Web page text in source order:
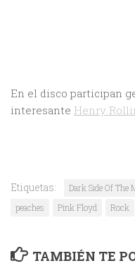
En el disco participan
interesante Henry
Etiquetas: Dark Side Of The
peaches
Pink Floyd Rock
TAMBIÉN TE